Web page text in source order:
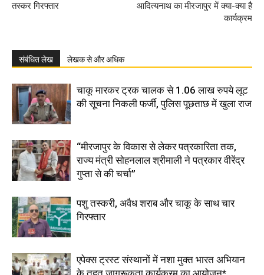
तस्कर गिरफ्तार
आदित्यनाथ का मीरजापुर में क्या-क्या है
कार्यक्रम
संबंधित लेख लेखक से और अधिक
चाकू मारकर ट्रक चालक से 1.06 लाख रुपये लूट
की सूचना निकली फर्जी, पुलिस पूछताछ में खुला राज
“मीरजापुर के विकास से लेकर पत्रकारिता तक,
राज्य मंत्री सोहनलाल श्रीमाली ने पत्रकार वीरेंद्र
गुप्ता से की चर्चा”
पशु तस्करी, अवैध शराब और चाकू के साथ चार
गिरफ्तार
एपेक्स ट्रस्ट संस्थानों में नशा मुक्त भारत अभियान